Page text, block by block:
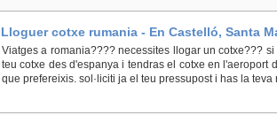
Lloguer cotxe rumania - En Castelló, Santa
Viatges a romania???? necessites llogar un cotxe???
teu cotxe des d'espanya i tendras el cotxe en
que prefereixis. sol·liciti ja el teu pressupost i has la teva